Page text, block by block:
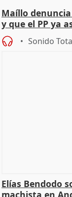
Maíllo
y que el PP ya
Sonido
Elías Bendodo
machista en